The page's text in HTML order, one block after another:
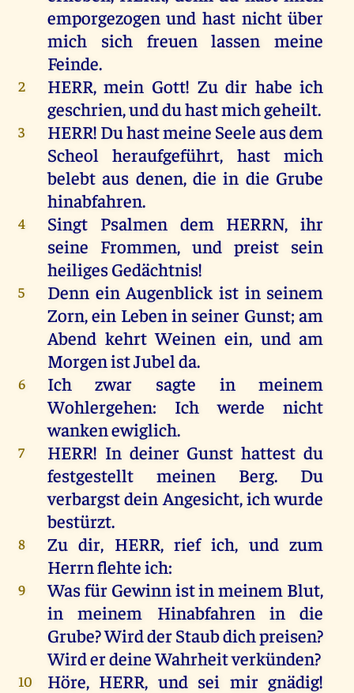
emporgezogenund hast nicht über
mich
sich freuen lassen
meine
Feinde.
2 HERR,mein Gott! Zu dir habe ich
geschrien,undduhastmichgeheilt.
3 HERR! Duhastmeine Seeleausdem
Scheolheraufgeführt, hast
mich
belebtaus denen, die in die Grube
hinabfahren.
4 Singt Psalmen dem HERRN,ihr
seine Frommen, und preist sein
heiligesGedächtnis!
5 Denn ein Augenblick ist in seinem
Zorn,ein Lebenin seiner Gunst;am
Abend kehrt Weinen ein, und am
MorgenistJubelda.
6 Ich zwar sagte in
meinem
Wohlergehen: Ich werde
nicht
wankenewiglich.
7 HERR! In deiner Gunst hattest du
festgestellt meinen Berg. Du
verbargstdein Angesicht,ichwurde
bestürzt.
8 Zu dir, HERR, rief ich, und zum
Herrnflehteich:
9 Wasfür Gewinnistinmeinem Blut,
in
meinem Hinabfahren in
die
Grube?WirdderStaubdichpreisen?
WirderdeineWahrheitverkünden?
10 Höre, HERR, und sei mir gnädig!